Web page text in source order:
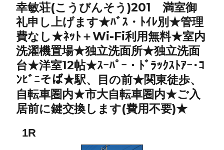
幸敏荘(こうびんそう)201 満室御
礼申し上げます★ﾊﾞｽ・ﾄｲﾚ別★管理
費なし★ﾈｯﾄ＋Wi-Fi利用無料★室内
洗濯機置場★独立洗面所★独立洗面
台★洋室12帖★ｽｰﾊﾟｰ・ﾄﾞﾗｯｸｽﾄｱｰ･ｺ
ﾝﾋﾞﾆそば★駅、目の前★関東徒歩、
自転車圏内★市大自転車圏内★ご入
居前に鍵交換します(費用不要)★
1R